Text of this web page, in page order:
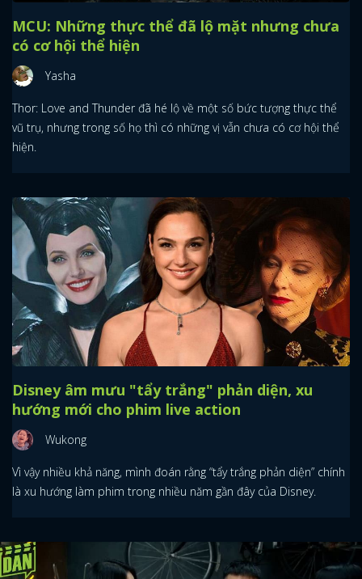
MCU: Những thực thể đã lộ mặt nhưng chưa
có cơ hội thể hiện
Yasha
Thor: Love and Thunder đã hé lộ về một số bức tượng thực thể
vũ trụ, nhưng trong số họ thì có những vị vẫn chưa có cơ hội thể
hiện.
Disney âm mưu "tẩy trắng" phản diện, xu
hướng mới cho phim live action
Wukong
Vì vậy nhiều khả năng, mình đoán rằng “tẩy trắng phản diện” chính
là xu hướng làm phim trong nhiều năm gần đây của Disney.